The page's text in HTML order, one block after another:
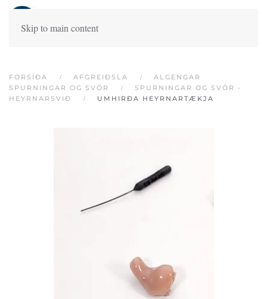
Skip to main content
FORSÍÐA AFGREIÐSLA
ALGENGAR
SPURNINGAR OG SVÖR
SPURNINGAR OG SVÖR -
HEYRNARSVIÐ
UMHIRÐA HEYRNARTÆKJA